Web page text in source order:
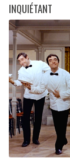
INQUIÉTANT